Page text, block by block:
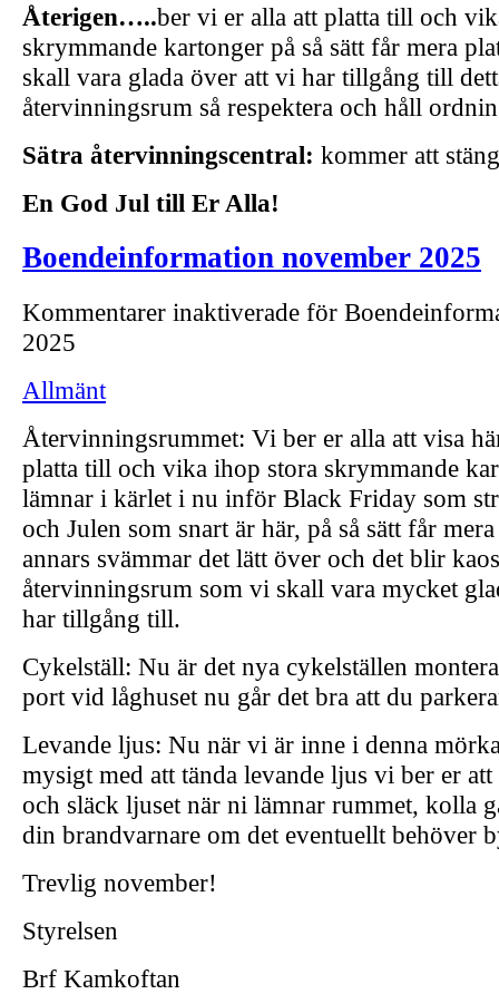
Återigen…..ber vi er alla att platta till och
skrymmande kartonger på så sätt får mera
skall vara glada över att vi har tillgång till
återvinningsrum så respektera och håll
Sätra återvinningscentral: kommer att
En God Jul till Er Alla!
Boendeinformation november 2025
Kommentarer inaktiverade för
2025
Allmänt
Återvinningsrummet: Vi ber er alla att visa
platta till och vika ihop stora skrymmande
lämnar i kärlet i nu inför Black Friday som
och Julen som snart är här, på så sätt får
annars svämmar det lätt över och det blir
återvinningsrum som vi skall vara mycket
har tillgång till.
Cykelställ: Nu är det nya cykelställen
port vid låghuset nu går det bra att du
Levande ljus: Nu när vi är inne i denna
mysigt med att tända levande ljus vi ber er
och släck ljuset när ni lämnar rummet, kolla
din brandvarnare om det eventuellt behöver
Trevlig november!
Styrelsen
Brf Kamkoftan